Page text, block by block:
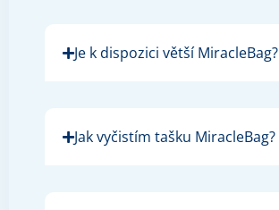
Je k dispozici větší MiracleBag?
Jak vyčistím tašku MiracleBag?